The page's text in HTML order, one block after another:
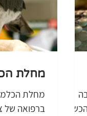
מחלת
מחלת
ברפואה של